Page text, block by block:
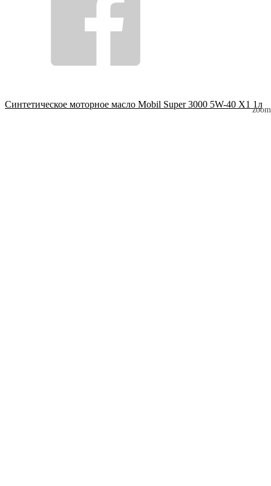
zoom
Синтетическое моторное масло Mobil Super 3000 5W-40 X1 1л